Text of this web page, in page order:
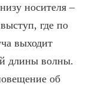
носителя –
где по
выходит
длины волны.
об